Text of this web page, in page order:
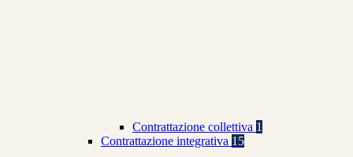
Contrattazione collettiva 1
Contrattazione integrativa 15